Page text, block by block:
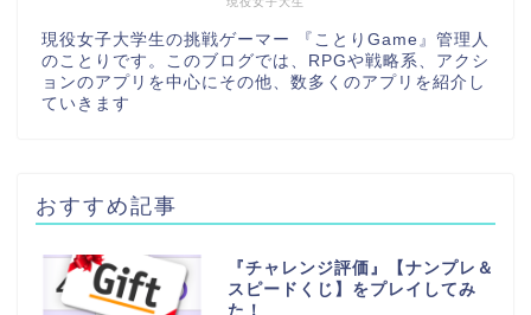
現役女子大学生の挑戦ゲーマー 『ことりGame』管理人
のことりです。このブログでは、RPGや戦略系、アクシ
ョンのアプリを中心にその他、数多くのアプリを紹介し
ていきます
おすすめ記事
『チャレンジ評価』【ナンプレ＆
スピードくじ】をプレイしてみ
た！